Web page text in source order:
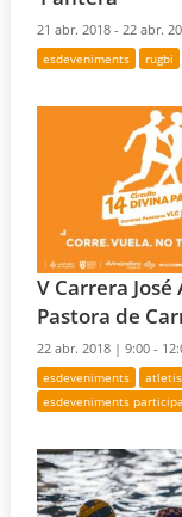
21 abr. 2018 - 22 abr.
esdeveniments rugbi
V Carrera
Pastora de
22 abr. 2018 |9:00 -
esdeveniments
esdeveniments